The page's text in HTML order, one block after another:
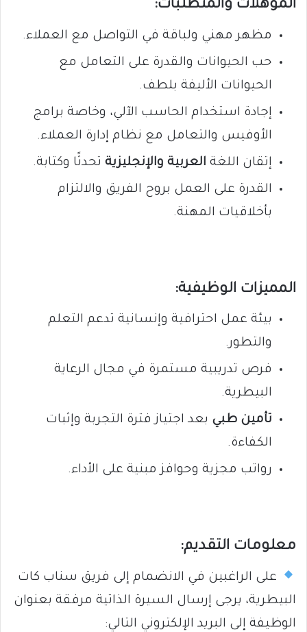
المؤهلات والمتطلبات:
مظهر مهني ولباقة في التواصل مع العملاء.
حب الحيوانات والقدرة على التعامل مع
الحيوانات الأليفة بلطف.
إجادة استخدام الحاسب الآلي، وخاصة برامج
الأوفيس والتعامل مع نظام إدارة العملاء.
إتقان اللغة العربية والإنجليزية تحدثًا وكتابة.
القدرة على العمل بروح الفريق والالتزام
بأخلاقيات المهنة.
المميزات الوظيفية:
بيئة عمل احترافية وإنسانية تدعم التعلم
والتطور.
فرص تدريبية مستمرة في مجال الرعاية
البيطرية.
تأمين طبي بعد اجتياز فترة التجربة وإثبات
الكفاءة.
رواتب مجزية وحوافز مبنية على الأداء.
معلومات التقديم:
على الراغبين في الانضمام إلى فريق سناب كات
البيطرية، يرجى إرسال السيرة الذاتية مرفقة بعنوان
الوظيفة إلى البريد الإلكتروني التالي: